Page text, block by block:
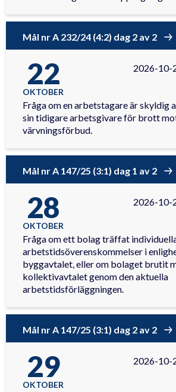
Mål nr A 232/24 (4:2) dag 2 av 2
22
OKTOBER
2026-10-
Fråga om en arbetstagare är skyldig
sin tidigare arbetsgivare för brott
värvningsförbud.
Mål nr A 147/25 (3:1) dag 1 av 2
28
OKTOBER
2026-10-
Fråga om ett bolag träffat
arbetstidsöverenskommelser i
byggavtalet, eller om bolaget brutit
kollektivavtalet genom den aktuella
arbetstidsförläggningen.
Mål nr A 147/25 (3:1) dag 2 av 2
29
OKTOBER
2026-10-